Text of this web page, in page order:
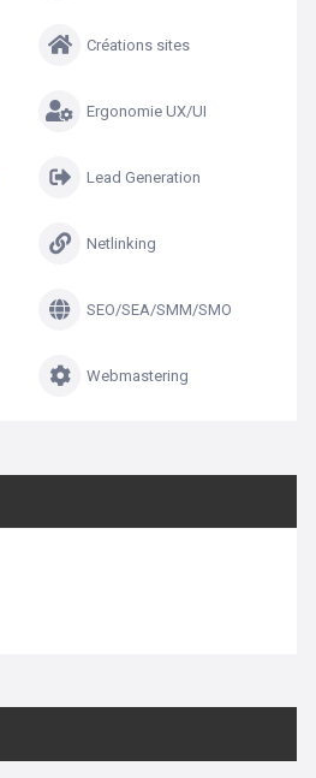
Créations sites
Ergonomie UX/UI
Lead Generation
Netlinking
SEO/SEA/SMM/SMO
Webmastering